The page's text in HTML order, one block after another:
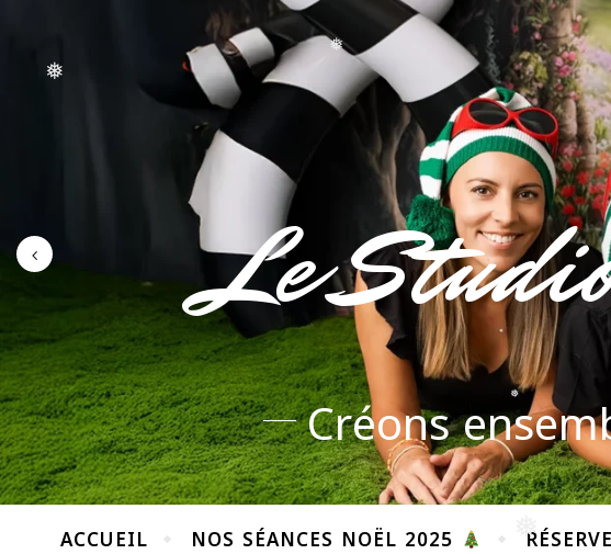
❅
❅
Le
Créons
ACCUEIL NOS SÉANCES NOËL 2025